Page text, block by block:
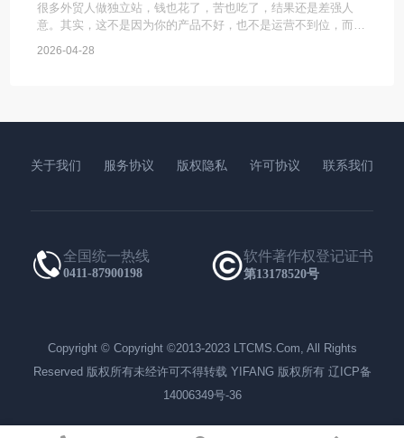
很多外贸人做独立站，钱也花了，苦也吃了，结果还是差强人
意。其实，这不是因为你的产品不好，也不是运营不到位，而是
2026-04-28
全国统一热线
0411-87900198
软件著作权登记证书
第13178520号
关于我们 服务协议 版权隐私 许可协议 联系我们
Copyright © Copyright ©2013-2023 LTCMS.Com, All Rights
Reserved 版权所有未经许可不得转载 YIFANG 版权所有 辽ICP备
14006349号-36